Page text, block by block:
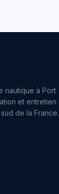
nautique à Port
et entretien
de la France.